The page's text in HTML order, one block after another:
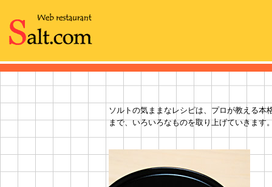
ソルトの気ままなレシピは、プロが教える
まで、いろいろなものを取り上げていきます